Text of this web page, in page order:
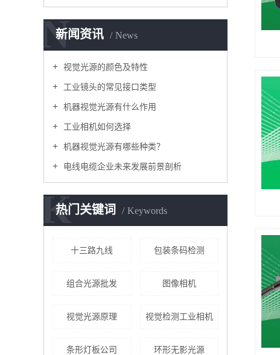
新闻资讯 News
N
视觉光源的颜色及特性
工业镜头的常见接口类型
机器视觉光源有什么作用
工业相机如何选择
机器视觉光源有哪些种类？
电线电缆企业未来发展前景剖析
热门关键词 Keywords
K
十三路九线 包装条码检测
组合光源批发 图像相机
视觉光源原理 视觉检测工业相机
条形灯板公司 环形无影光源